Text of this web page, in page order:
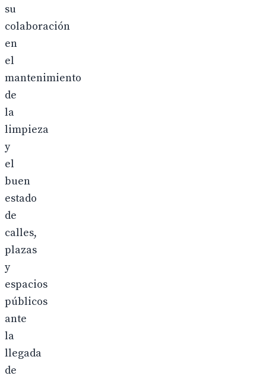
su
colaboración
en
el
mantenimiento
de
la
limpieza
y
el
buen
estado
de
calles,
plazas
y
espacios
públicos
ante
la
llegada
de